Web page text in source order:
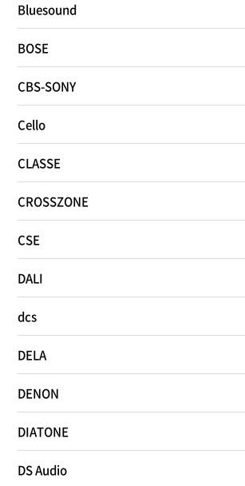
Bluesound
BOSE
CBS-SONY
Cello
CLASSE
CROSSZONE
CSE
DALI
dcs
DELA
DENON
DIATONE
DS Audio